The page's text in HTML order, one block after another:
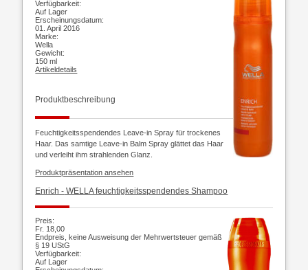
Verfügbarkeit:
Auf Lager
Erscheinungsdatum:
01. April 2016
Marke:
Wella
Gewicht:
150 ml
Artikeldetails
Produktbeschreibung
Feuchtigkeitsspendendes Leave-in Spray für trockenes
Haar. Das samtige Leave-in Balm Spray glättet das Haar
und verleiht ihm strahlenden Glanz.
Produktpräsentation ansehen
Enrich - WELLA feuchtigkeitsspendendes Shampoo
Preis:
Fr. 18,00
Endpreis, keine Ausweisung der Mehrwertsteuer gemäß
§ 19 UStG
Verfügbarkeit:
Auf Lager